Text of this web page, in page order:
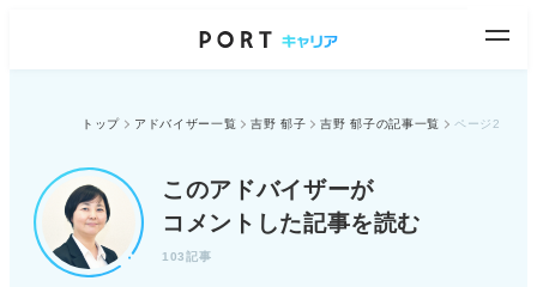
トップ アドバイザー一覧 吉野 郁子 吉野 郁子の記事一覧 ページ2
このアドバイザーが
コメントした記事を読む
103記事